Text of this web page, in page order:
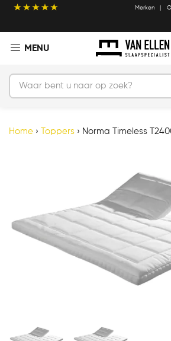
Merken
Home › Toppers › Norma Timeless